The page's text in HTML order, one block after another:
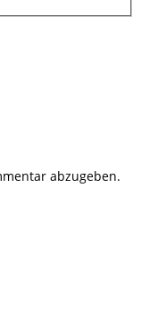
abzugeben.